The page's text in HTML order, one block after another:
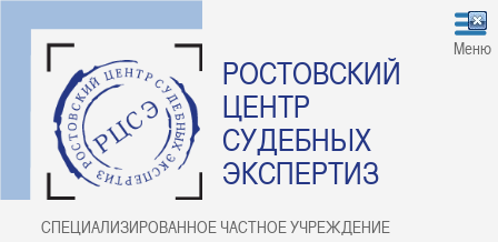
РОСТОВСКИЙ
ЦЕНТР
СУДЕБНЫХ
ЭКСПЕРТИЗ
СПЕЦИАЛИЗИРОВАННОЕ ЧАСТНОЕ УЧРЕЖДЕНИЕ
Меню